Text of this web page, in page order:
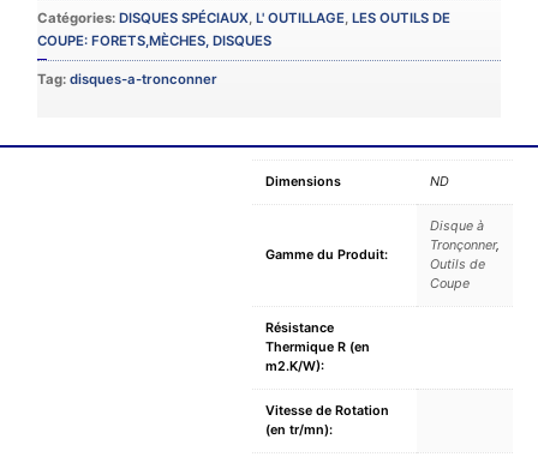
Catégories: DISQUES SPÉCIAUX, L' OUTILLAGE, LES OUTILS DE
COUPE: FORETS,MÈCHES, DISQUES
Tag: disques-a-tronconner
Dimensions ND
Gamme du Produit:
Disque à
Tronçonner,
Outils de
Coupe
Résistance
Thermique R (en
m2.K/W):
Vitesse de Rotation
(en tr/mn):